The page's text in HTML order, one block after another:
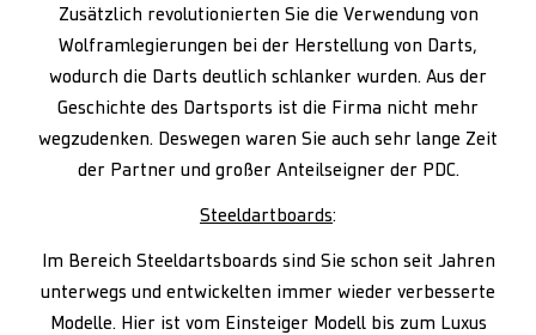
Zusätzlich revolutionierten Sie die Verwendung von
Wolframlegierungen bei der Herstellung von Darts,
wodurch die Darts deutlich schlanker wurden. Aus der
Geschichte des Dartsports ist die Firma nicht mehr
wegzudenken. Deswegen waren Sie auch sehr lange Zeit
der Partner und großer Anteilseigner der PDC.
Steeldartboards:
Im Bereich Steeldartsboards sind Sie schon seit Jahren
unterwegs und entwickelten immer wieder verbesserte
Modelle. Hier ist vom Einsteiger Modell bis zum Luxus